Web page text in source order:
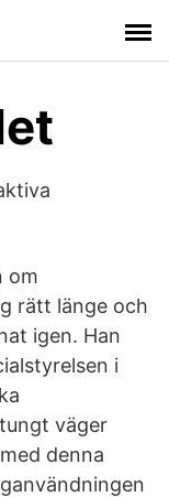
om
rätt länge och
igen. Han
i
väger
denna